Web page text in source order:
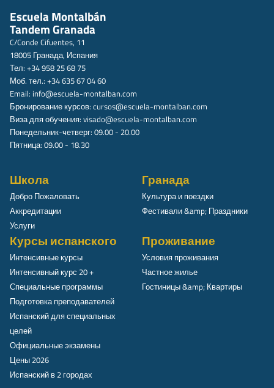
Escuela Montalbán
Tandem Granada
C/Conde Cifuentes, 11
18005 Гранада, Испания
Тел: +34 958 25 68 75
Моб. тел.: +34 635 67 04 60
Email: info@escuela-montalban.com
Бронирование курсов: cursos@escuela-montalban.com
Виза для обучения: visado@escuela-montalban.com
Понедельник-четверг: 09.00 - 20.00
Пятница: 09.00 - 18.30
Школа
Добро Пожаловать
Аккредитации
Услуги
Гранада
Культура и поездки
Фестивали &amp; Праздники
Курсы испанского
Интенсивные курсы
Интенсивный курс 20 +
Специальные программы
Подготовка преподавателей
Испанский для специальных
целей
Официальные экзамены
Цены 2026
Испанский в 2 городах
Проживание
Условия проживания
Частное жилье
Гостиницы &amp; Квартиры